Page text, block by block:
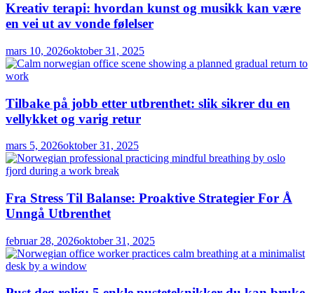
Kreativ terapi: hvordan kunst og musikk kan være
en vei ut av vonde følelser
mars 10, 2026oktober 31, 2025
Tilbake på jobb etter utbrenthet: slik sikrer du en
vellykket og varig retur
mars 5, 2026oktober 31, 2025
Fra Stress Til Balanse: Proaktive Strategier For Å
Unngå Utbrenthet
februar 28, 2026oktober 31, 2025